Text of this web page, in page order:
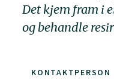
Det kjem fram i
og behandle
KONTAKTPERSON